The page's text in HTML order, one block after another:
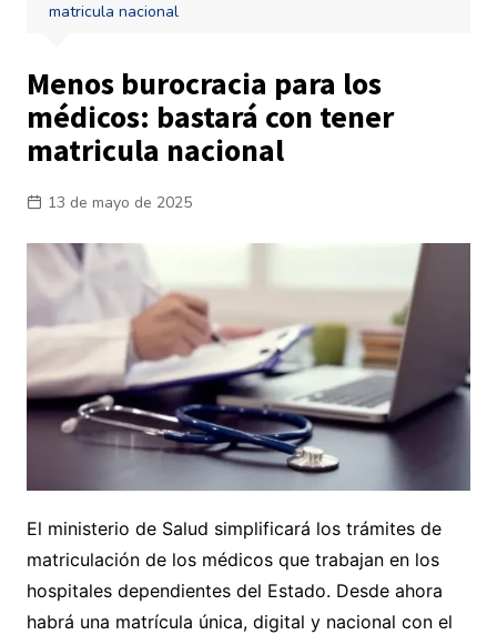
matricula nacional
Menos burocracia para los
médicos: bastará con tener
matricula nacional
13 de mayo de 2025
El ministerio de Salud simplificará los trámites de
matriculación de los médicos que trabajan en los
hospitales dependientes del Estado. Desde ahora
habrá una matrícula única, digital y nacional con el